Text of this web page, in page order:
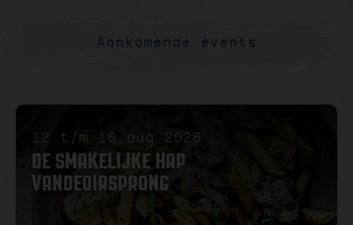
Aankomende events
12 t/m 16 aug 2026
DE SMAKELIJKE HAP
VANDEOIRSPRONG